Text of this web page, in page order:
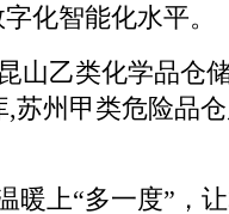
化智能化水平。
暖上“多一度”，